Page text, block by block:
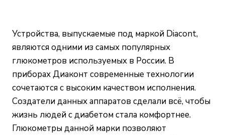
Устройства, выпускаемые под маркой Diacont,
являются одними из самых популярных
глюкометров используемых в России. В
приборах Диаконт современные технологии
сочетаются с высоким качеством исполнения.
Создатели данных аппаратов сделали всё, чтобы
жизнь людей с диабетом стала комфортнее.
Глюкометры данной марки позволяют